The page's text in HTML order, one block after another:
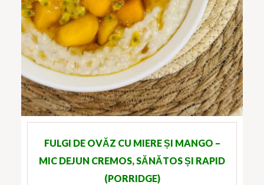
FULGI DE OVĂZ CU MIERE ȘI MANGO –
MIC DEJUN CREMOS, SĂNĂTOS ȘI RAPID
(PORRIDGE)